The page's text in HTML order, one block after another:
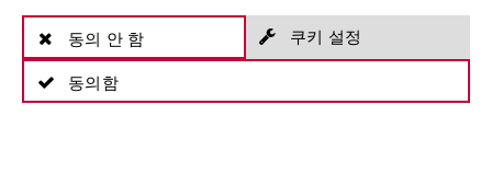
동의 안 함 쿠키 설정
동의함